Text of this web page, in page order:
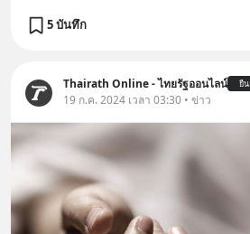
5 บันทึก
Thairath Online - ไทยรัฐออนไลน์ ยื
19 ก.ค. 2024 เวลา 03:30 • ข่าว